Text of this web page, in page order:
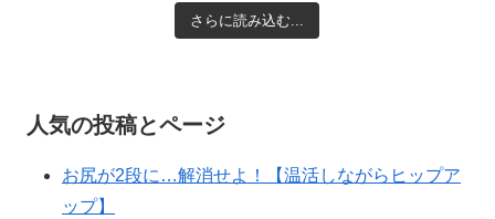
さらに読み込む...
人気の投稿とページ
お尻が2段に…解消せよ！【温活しながらヒップア
ップ】